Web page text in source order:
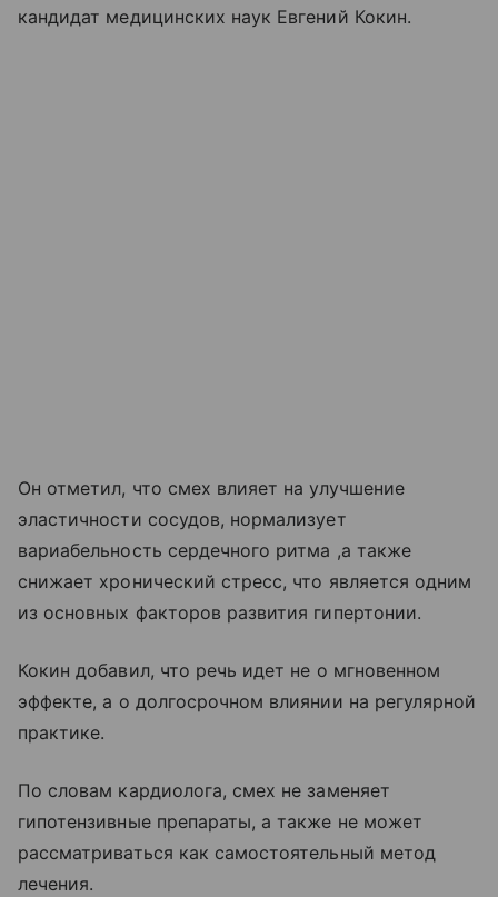
кандидат медицинских наук Евгений Кокин.
Он отметил, что смех влияет на улучшение
эластичности сосудов, нормализует
вариабельность сердечного ритма ,а также
снижает хронический стресс, что является одним
из основных факторов развития гипертонии.
Кокин добавил, что речь идет не о мгновенном
эффекте, а о долгосрочном влиянии на регулярной
практике.
По словам кардиолога, смех не заменяет
гипотензивные препараты, а также не может
рассматриваться как самостоятельный метод
лечения.